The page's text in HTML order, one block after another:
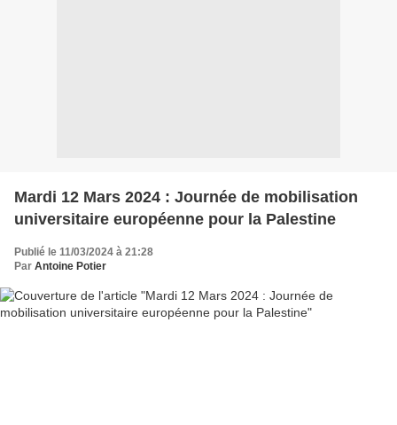
Mardi 12 Mars 2024 : Journée de mobilisation
universitaire européenne pour la Palestine
Publié le 11/03/2024 à 21:28
Par Antoine Potier